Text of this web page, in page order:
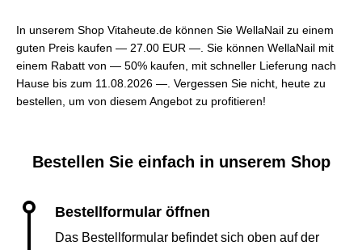
In unserem Shop Vitaheute.de können Sie WellaNail zu einem
guten Preis kaufen — 27.00 EUR — . Sie können WellaNail mit
einem Rabatt von — 50% kaufen, mit schneller Lieferung nach
Hause bis zum 11.08.2026 —. Vergessen Sie nicht, heute zu
bestellen, um von diesem Angebot zu profitieren!
Bestellen Sie einfach in unserem Shop
Das Bestellformular befindet sich oben auf der